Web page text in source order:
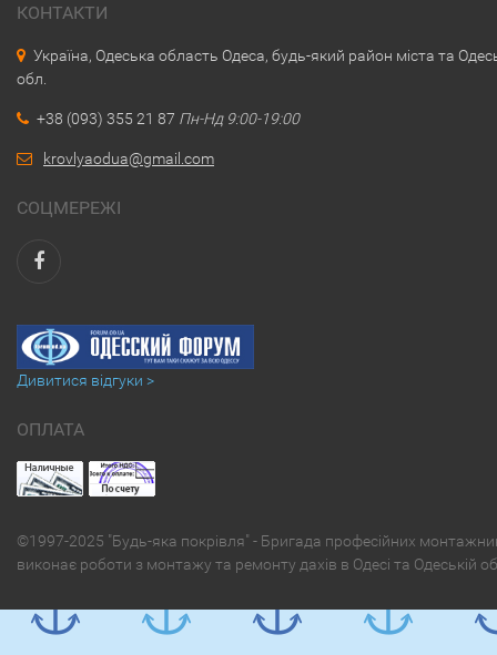
КОНТАКТИ
Україна, Одеська область Одеса, будь-який район міста та
обл.
+38 (093) 355 21 87 Пн-Нд 9:00-19:00
krovlyaodua@gmail.com
СОЦМЕРЕЖІ
Дивитися відгуки >
ОПЛАТА
©1997-2025 "Будь-яка покрівля" - Бригада професійних
виконає роботи з монтажу та ремонту дахів в Одесі та Одеській